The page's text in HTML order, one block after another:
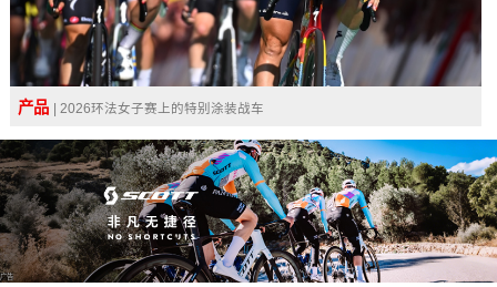
产品 | 2026环法女子赛上的特别涂装战车
广告